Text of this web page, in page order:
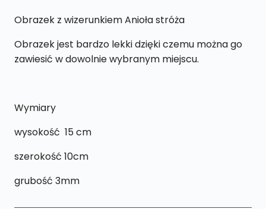
T2
Obrazek z wizerunkiem Anioła stróża
Obrazek jest bardzo lekki dzięki czemu można go
zawiesić w dowolnie wybranym miejscu.
Wymiary
wysokość 15 cm
szerokość 10cm
grubość 3mm